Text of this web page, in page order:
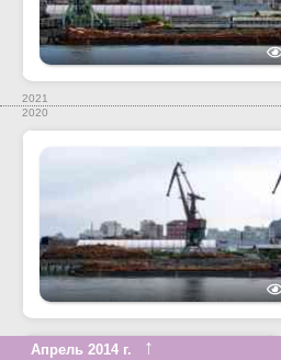
2021
2020
Апрель 2014 г. ↑